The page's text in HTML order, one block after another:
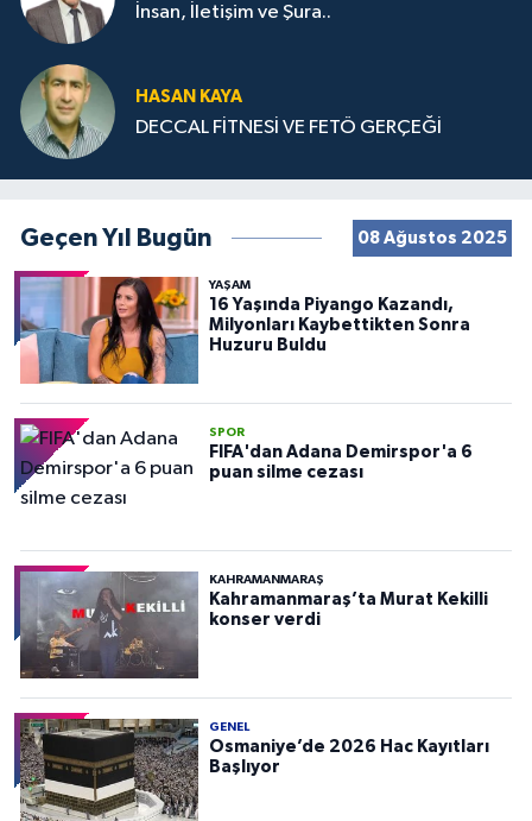
İnsan, İletişim ve Şura..
HASAN KAYA
DECCAL FİTNESİ VE FETÖ GERÇEĞİ
Geçen Yıl Bugün 08 Ağustos 2025
YAŞAM
16 Yaşında Piyango Kazandı,
Milyonları Kaybettikten Sonra
Huzuru Buldu
SPOR
FIFA'dan Adana Demirspor'a 6
puan silme cezası
KAHRAMANMARAŞ
Kahramanmaraş’ta Murat Kekilli
konser verdi
GENEL
Osmaniye’de 2026 Hac Kayıtları
Başlıyor